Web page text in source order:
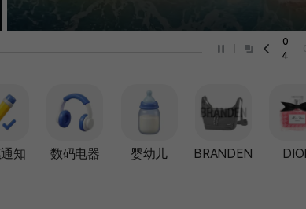
05
知 数码电器 婴幼儿 BRANDEN